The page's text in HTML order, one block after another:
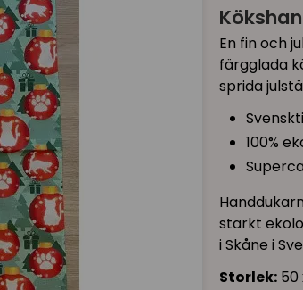
En fin och
färgglada
sprida
100%
starkt
i Skåne i
Storlek:50